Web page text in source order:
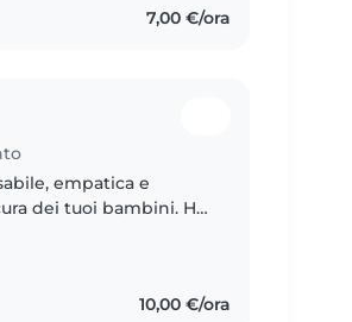
7,00 €/ora
empatica e
dei tuoi bambini. Ho
10,00 €/ora